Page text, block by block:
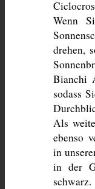
Wenn
drehen,
Bianchi
sodass
Als
ebenso
in
in der
schwarz.